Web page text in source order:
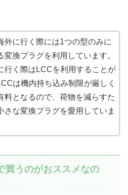
外に行く際には1つの型のみに
変換プラグを利用しています。
行く際はLCCを利用することが
は機内持ち込み制限が厳しく
料となるので、荷物を減らすた
さな変換プラグを愛用していま
買うのがおススメなの